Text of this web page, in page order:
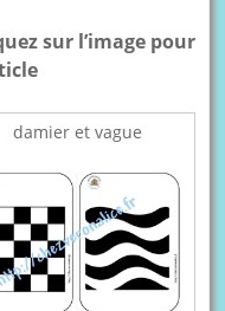
sur l’image pour
damier et vague